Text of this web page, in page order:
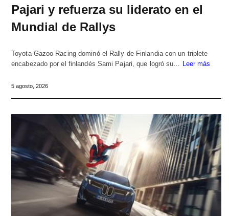
Pajari y refuerza su liderato en el
Mundial de Rallys
Toyota Gazoo Racing dominó el Rally de Finlandia con un triplete
encabezado por el finlandés Sami Pajari, que logró su… Leer más
5 agosto, 2026